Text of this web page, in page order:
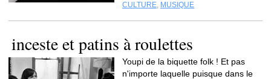
CULTURE, MUSIQUE
inceste et patins à roulettes
Youpi de la biquette folk ! Et pas
n'importe laquelle puisque dans le